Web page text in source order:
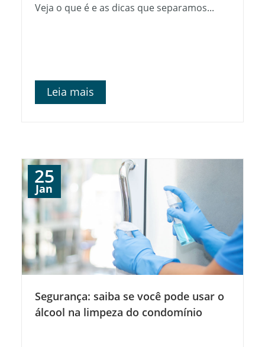
Veja o que é e as dicas que separamos...
Leia mais
25
Jan
Segurança: saiba se você pode usar o
álcool na limpeza do condomínio